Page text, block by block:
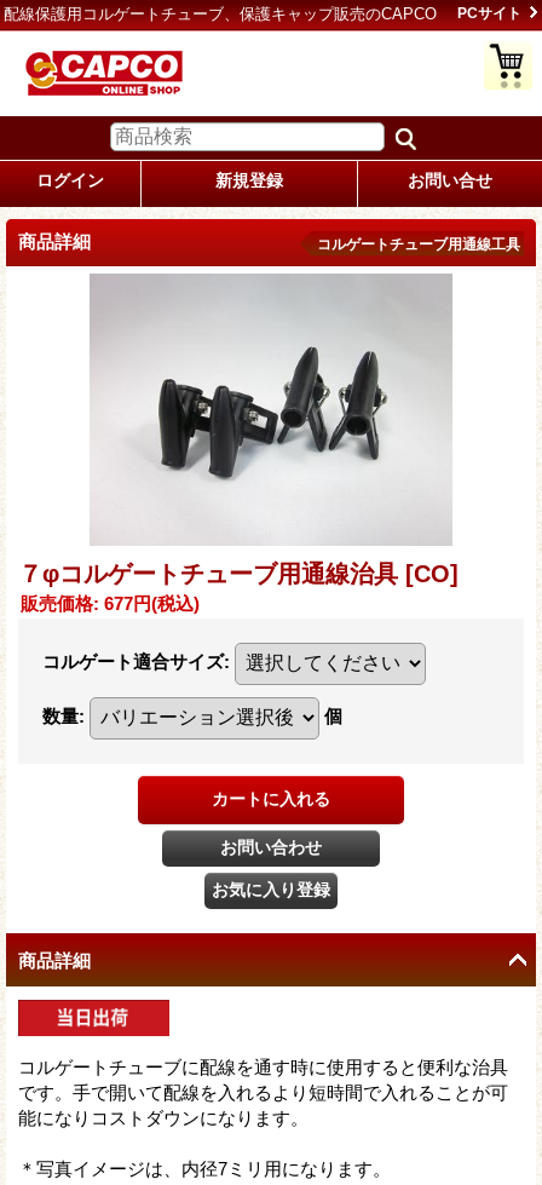
配線保護用コルゲートチューブ、保護キャップ販売のCAPCO PCサイト
ログイン 新規登録 お問い合せ
商品詳細 コルゲートチューブ用通線工具
７φコルゲートチューブ用通線治具 [CO]
販売価格: 677円(税込)
コルゲート適合サイズ:
数量: 個
商品詳細
コルゲートチューブに配線を通す時に使用すると便利な治具
です。手で開いて配線を入れるより短時間で入れることが可
能になりコストダウンになります。
＊写真イメージは、内径7ミリ用になります。